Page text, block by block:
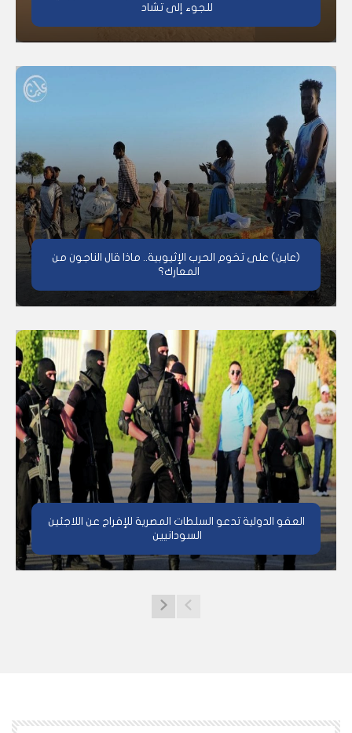
للجوء إلى تشاد
(عاين) على تخوم الحرب الإثيوبية.. ماذا قال الناجون من
المعارك؟
العفو الدولية تدعو السلطات المصرية للإفراج عن اللاجئين
السودانيين